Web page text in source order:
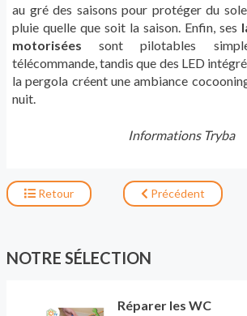
au gré des saisons pour protéger du
pluie quelle que soit la saison. Enfin, ses
motorisées sont pilotables
télécommande, tandis que des LED
la pergola créent une ambiance
nuit.
Informations Tryba
Retour Précédent
NOTRE SÉLECTION
Réparer les WC